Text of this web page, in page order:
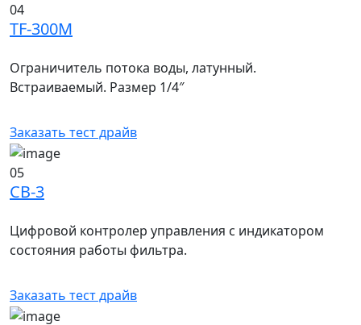
04
TF-300M
Ограничитель потока воды, латунный.
Встраиваемый. Размер 1/4″
Заказать тест драйв
05
CB-3
Цифровой контролер управления с индикатором
состояния работы фильтра.
Заказать тест драйв